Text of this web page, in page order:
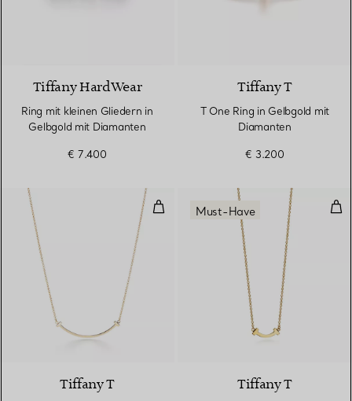
Tiffany HardWear
Ring mit kleinen Gliedern in
Gelbgold mit Diamanten
€ 7.400
Tiffany T
T One Ring in Gelbgold mit
Diamanten
€ 3.200
Smile Anhänger in Gelbgold,
3 Materialien
Tiffany T
Must-Have
Tiffany T